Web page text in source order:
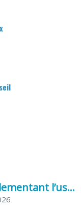
Arrêté préfectoral réglementant l’usage de l’eau